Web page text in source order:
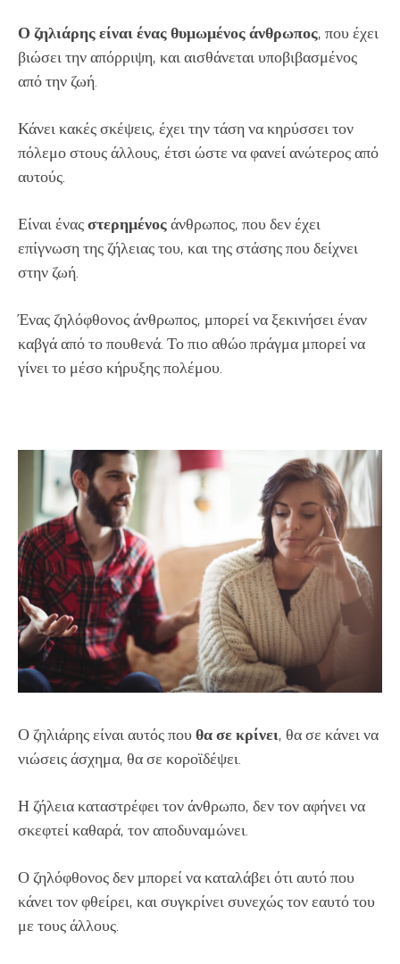
Ο ζηλιάρης είναι ένας θυμωμένος άνθρωπος, που έχει
βιώσει την απόρριψη, και αισθάνεται υποβιβασμένος
από την ζωή.
Κάνει κακές σκέψεις, έχει την τάση να κηρύσσει τον
πόλεμο στους άλλους, έτσι ώστε να φανεί ανώτερος από
αυτούς.
Είναι έναςστερημένοςάνθρωπος, που δεν έχει
επίγνωση της ζήλειας του, και της στάσης που δείχνει
στην ζωή.
Ένας ζηλόφθονος άνθρωπος, μπορεί να ξεκινήσει έναν
καβγά από το πουθενά. Το πιο αθώο πράγμα μπορεί να
γίνει το μέσο κήρυξης πολέμου.
Ο ζηλιάρης είναι αυτός πουθα σε κρίνει, θα σε κάνει να
νιώσεις άσχημα, θα σε κοροϊδέψει.
Η ζήλεια καταστρέφει τον άνθρωπο, δεν τον αφήνει να
σκεφτεί καθαρά, τον αποδυναμώνει.
Ο ζηλόφθονος δεν μπορεί να καταλάβει ότι αυτό που
κάνει τον φθείρει, και συγκρίνει συνεχώς τον εαυτό του
με τους άλλους.